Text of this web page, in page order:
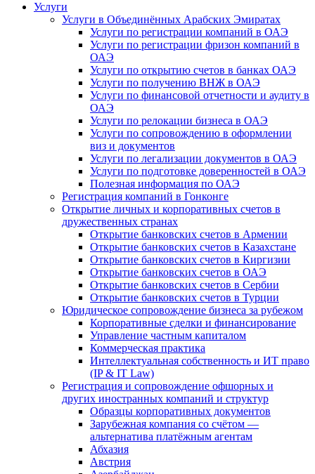
Услуги
Услуги в Объединённых Арабских Эмиратах
Услуги по регистрации компаний в ОАЭ
Услуги по регистрации фризон компаний в
ОАЭ
Услуги по открытию счетов в банках ОАЭ
Услуги по получению ВНЖ в ОАЭ
Услуги по финансовой отчетности и аудиту в
ОАЭ
Услуги по релокации бизнеса в ОАЭ
Услуги по сопровождению в оформлении
виз и документов
Услуги по легализации документов в ОАЭ
Услуги по подготовке доверенностей в ОАЭ
Полезная информация по ОАЭ
Регистрация компаний в Гонконге
Открытие личных и корпоративных счетов в
дружественных странах
Открытие банковских счетов в Армении
Открытие банковских счетов в Казахстане
Открытие банковских счетов в Киргизии
Открытие банковских счетов в ОАЭ
Открытие банковских счетов в Сербии
Открытие банковских счетов в Турции
Юридическое сопровождение бизнеса за рубежом
Корпоративные сделки и финансирование
Управление частным капиталом
Коммерческая практика
Интеллектуальная собственность и ИТ право
(IP & IT Law)
Регистрация и сопровождение офшорных и
других иностранных компаний и структур
Образцы корпоративных документов
Зарубежная компания со счётом —
альтернатива платёжным агентам
Абхазия
Австрия